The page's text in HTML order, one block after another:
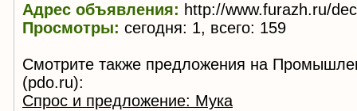
Адрес объявления: http://www.furazh.ru/
Просмотры: сегодня: 1, всего: 159
Смотрите также предложения на
(pdo.ru):
Спрос и предложение: Мука